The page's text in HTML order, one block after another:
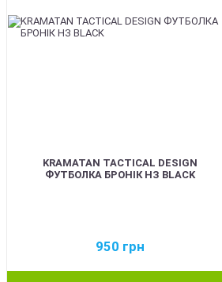
KRAMATAN TACTICAL DESIGN
ФУТБОЛКА БРОНІК НЗ BLACK
950 грн